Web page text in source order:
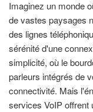
Imaginez un monde
de vastes paysages
des lignes
sérénité d'une
simplicité, où le
parleurs intégrés de
connectivité. Mais
services VoIP offrent